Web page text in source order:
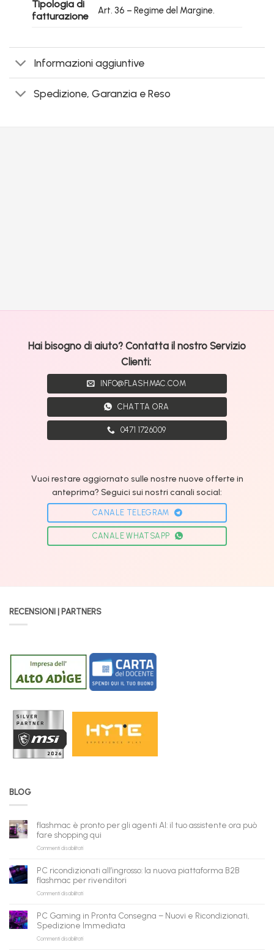
Tipologia di
fatturazione
Art. 36 – Regime del Margine.
Informazioni aggiuntive
Spedizione, Garanzia e Reso
Hai bisogno di aiuto? Contatta il nostro Servizio
Clienti:
INFO@FLASHMAC.COM
CHATTA ORA
0471 1726009
Vuoi restare aggiornato sulle nostre nuove offerte in
anteprima? Seguici sui nostri canali social:
CANALE TELEGRAM
CANALE WHATSAPP
RECENSIONI | PARTNERS
BLOG
flashmac è pronto per gli agenti AI: il tuo assistente ora può
fare shopping qui
Commenti disabilitatisu
pronto
per
gli
AI:
il
tuo
assistente
PC ricondizionati all’ingrosso: la nuova piattaforma B2B
flashmac per rivenditori
Commenti disabilitatisu
ricondizionati
all’ingrosso:
la
nuova
PC Gaming in Pronta Consegna – Nuovi e Ricondizionati,
Spedizione Immediata
Commenti disabilitatisu